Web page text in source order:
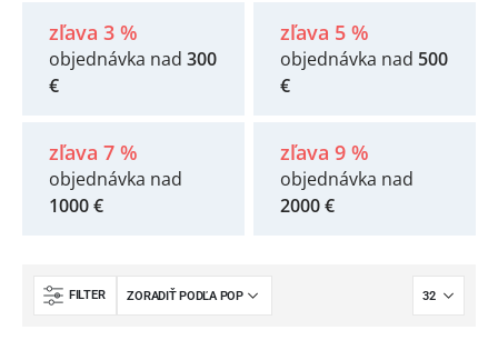
zľava 3 %
objednávka nad 300
€
zľava 5 %
objednávka nad 500
€
zľava 7 %
objednávka nad
1000 €
zľava 9 %
objednávka nad
2000 €
FILTER